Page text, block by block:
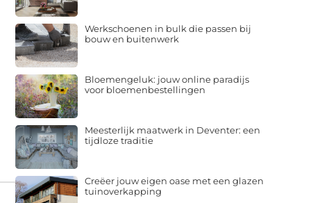
Werkschoenen in bulk die passen bij
bouw en buitenwerk
Bloemengeluk: jouw online paradijs
voor bloemenbestellingen
Meesterlijk maatwerk in Deventer: een
tijdloze traditie
Creëer jouw eigen oase met een glazen
tuinoverkapping